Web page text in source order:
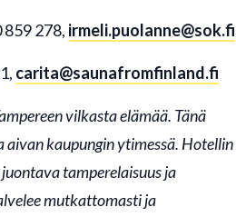
278, irmeli.puolanne@sok.fi
carita@saunafromfinland.fi
vilkasta elämää. Tänä
kaupungin ytimessä. Hotellin
tamperelaisuus ja
mutkattomasti ja